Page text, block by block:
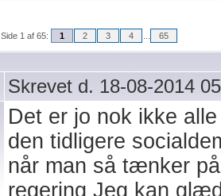
Side 1 af 65: 1 2 3 4 65
Skrevet d. 18-08-2014
Det er jo nok ikke
den tidligere
når man så tænker
regering Jeg kan